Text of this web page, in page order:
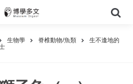
尋
生物學 脊椎動物/魚類 生不逢地的